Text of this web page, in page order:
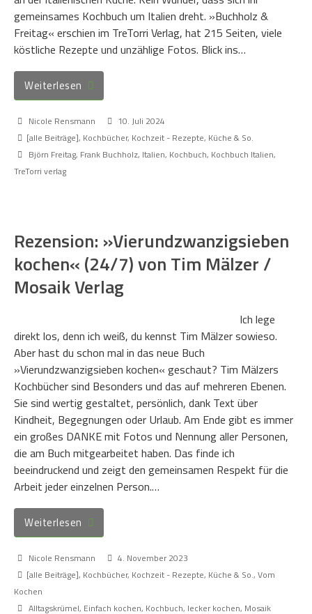
gemeinsames Kochbuch um Italien dreht. »Buchholz &
Freitag« erschien im TreTorri Verlag, hat 215 Seiten, viele
köstliche Rezepte und unzählige Fotos. Blick ins…
Weiterlesen
Nicole Rensmann
10. Juli 2024
[alle Beiträge], Kochbücher, Kochzeit - Rezepte, Küche & So.
Björn Freitag, Frank Buchholz, Italien, Kochbuch, Kochbuch Italien,
TreTorri verlag
Rezension: »Vierundzwanzigsieben
kochen« (24/7) von Tim Mälzer /
Mosaik Verlag
Ich lege
direkt los, denn ich weiß, du kennst Tim Mälzer sowieso.
Aber hast du schon mal in das neue Buch
»Vierundzwanzigsieben kochen« geschaut? Tim Mälzers
Kochbücher sind Besonders und das auf mehreren Ebenen.
Sie sind wertig gestaltet, persönlich, dank Text über
Kindheit, Begegnungen oder Urlaub. Am Ende gibt es immer
ein großes DANKE mit Fotos und Nennung aller Personen,
die am Buch mitgearbeitet haben. Das finde ich
beeindruckend und zeigt den gemeinsamen Respekt für die
Arbeit jeder einzelnen Person.…
Weiterlesen
Nicole Rensmann
4. November 2023
[alle Beiträge], Kochbücher, Kochzeit - Rezepte, Küche & So., Vom
Kochen
Alltagskrümel, Einfach kochen, Kochbuch, lecker kochen, Mosaik